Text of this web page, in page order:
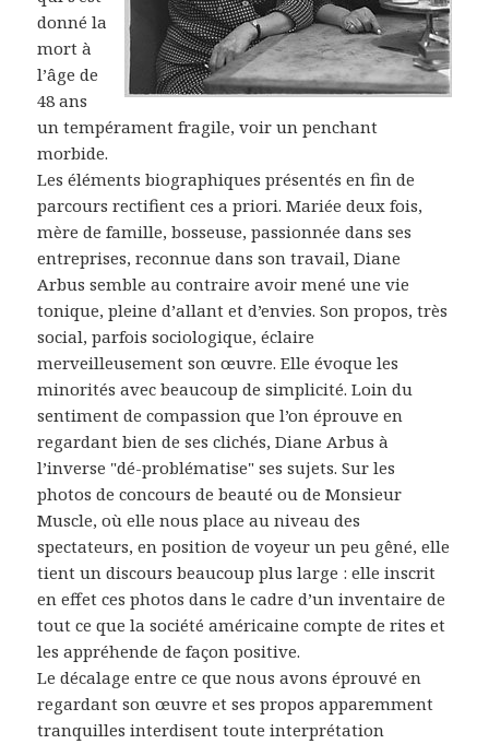
donné la
mort à
l’âge de
48 ans
un tempérament fragile, voir un penchant
morbide.
Les éléments biographiques présentés en fin de
parcours rectifient ces a priori. Mariée deux fois,
mère de famille, bosseuse, passionnée dans ses
entreprises, reconnue dans son travail, Diane
Arbus semble au contraire avoir mené une vie
tonique, pleine d’allant et d’envies. Son propos, très
social, parfois sociologique, éclaire
merveilleusement son œuvre. Elle évoque les
minorités avec beaucoup de simplicité. Loin du
sentiment de compassion que l’on éprouve en
regardant bien de ses clichés, Diane Arbus à
l’inverse "dé-problématise" ses sujets. Sur les
photos de concours de beauté ou de Monsieur
Muscle, où elle nous place au niveau des
spectateurs, en position de voyeur un peu gêné, elle
tient un discours beaucoup plus large : elle inscrit
en effet ces photos dans le cadre d’un inventaire de
tout ce que la société américaine compte de rites et
les appréhende de façon positive.
Le décalage entre ce que nous avons éprouvé en
regardant son œuvre et ses propos apparemment
tranquilles interdisent toute interprétation